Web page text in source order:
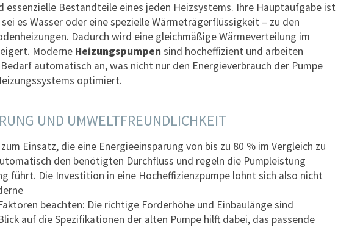
essenzielle Bestandteile eines jeden Heizsystems. Ihre Hauptaufgabe ist
es Wasser oder eine spezielle Wärmeträgerflüssigkeit – zu den
. Dadurch wird eine gleichmäßige Wärmeverteilung im
Moderne Heizungspumpen sind hocheffizient und arbeiten
automatisch an, was nicht nur den Energieverbrauch der Pumpe
optimiert.
UND UMWELTFREUNDLICHKEIT
Einsatz, die eine Energieeinsparung von bis zu 80 % im Vergleich zu
den benötigten Durchfluss und regeln die Pumpleistung
führt. Die Investition in eine Hocheffizienzpumpe lohnt sich also nicht
beachten: Die richtige Förderhöhe und Einbaulänge sind
auf die Spezifikationen der alten Pumpe hilft dabei, das passende